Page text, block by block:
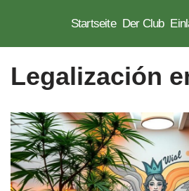
springen
Startseite Der Club
Legalización